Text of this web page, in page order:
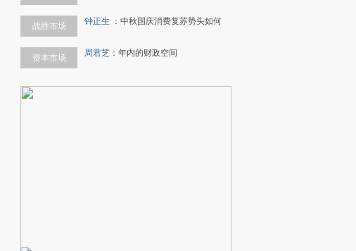
战胜市场 钟正生 ： 中秋国庆消费复苏势头如何
资本市场 周君芝 ： 年内的财政空间